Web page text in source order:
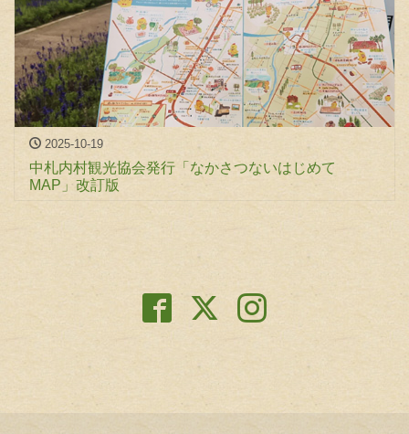
2025-10-19
中札内村観光協会発行「なかさつないはじめて
MAP」改訂版